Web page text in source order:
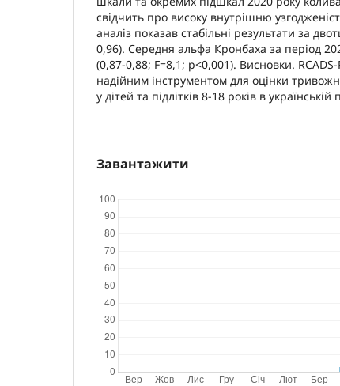
свідчить про високу внутрішню
аналіз показав стабільні результати за
0,96). Середня альфа Кронбаха за період
(0,87-0,88; F=8,1; p<0,001). Висновки.
надійним інструментом для оцінки
у дітей та підлітків 8-18 років в українській
Завантажити